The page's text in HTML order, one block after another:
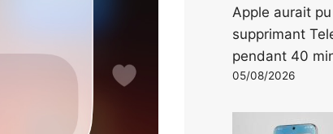
Apple aurait
supprimant
pendant 40
05/08/2026